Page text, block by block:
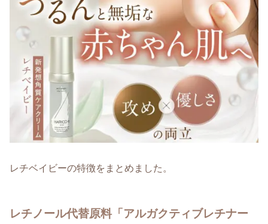
レチベイビーの特徴をまとめました。
レチノール代替原料「アルガクティブレチナー